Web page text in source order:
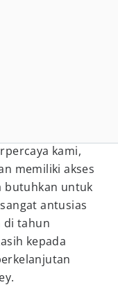
kami,
memiliki akses
butuhkan untuk
antusias
di tahun
kepada